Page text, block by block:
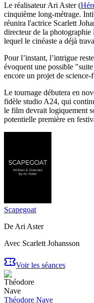
Le réalisateur Ari Aster (
cinquième long-métrage.
réunira l'actrice Scarlett
directeur de la
lequel le cinéaste a déjà
Pour l’instant, l’intrigue
évoquent une possible
encore un projet de
Le tournage débutera en
fidèle studio A24, qui
le film devrait logiquement
potentielle première en
Scapegoat
De Ari Aster
Avec Scarlett Johansson
Voir les séances
Théodore Nave